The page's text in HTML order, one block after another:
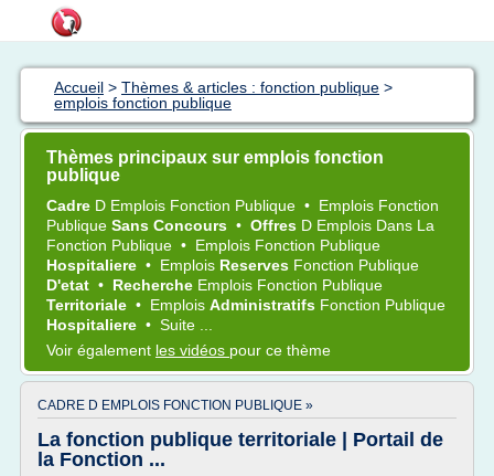
Accueil > Thèmes & articles : fonction publique >
emplois fonction publique
Thèmes principaux sur emplois fonction
publique
Cadre D Emplois Fonction Publique • Emplois Fonction
Publique Sans Concours • Offres D Emplois Dans La
Fonction Publique • Emplois Fonction Publique
Hospitaliere • Emplois Reserves Fonction Publique
D'etat • Recherche Emplois Fonction Publique
Territoriale • Emplois Administratifs Fonction Publique
Hospitaliere • Suite ...
Voir également les vidéos pour ce thème
CADRE D EMPLOIS FONCTION PUBLIQUE »
La fonction publique territoriale | Portail de
la Fonction ...